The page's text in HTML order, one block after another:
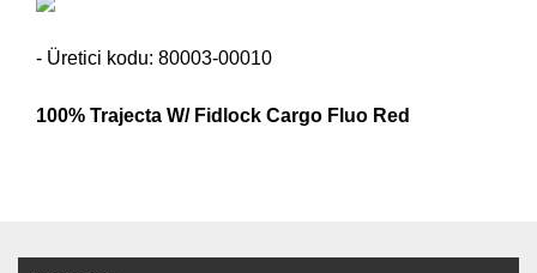
- Üretici kodu: 80003-00010
100% Trajecta W/ Fidlock Cargo Fluo Red